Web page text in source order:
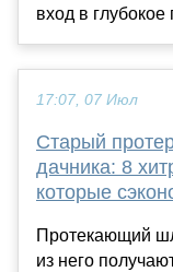
вход в глубокое
17:07, 07 Июл
Старый
дачника: 8
которые
Протекающий
из него